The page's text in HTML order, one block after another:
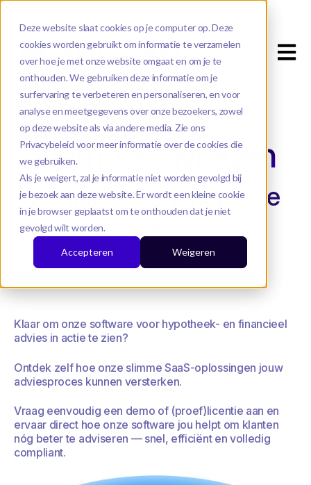
Deze website slaat cookies op je computer op. Deze
cookies worden gebruikt om informatie te verzamelen
over hoe je met onze website omgaat en om je te
onthouden. We gebruiken deze informatie om je
surfervaring te verbeteren en personaliseren, en voor
analyse en meetgegevens over onze bezoekers, zowel
op deze website als via andere media. Zie ons
Privacybeleid voor meer informatie over de cookies die
we gebruiken.
Als je weigert, zal je informatie niet worden gevolgd bij
je bezoek aan deze website. Er wordt een kleine cookie
in je browser geplaatst om te onthouden dat je niet
gevolgd wilt worden.
Accepteren Weigeren
Open
Demo aanvragen
Kennismaken met onze
Saas
Klaar om onze software voor hypotheek- en financieel
advies in actie te zien?
Ontdek zelf hoe onze slimme SaaS-oplossingen jouw
adviesproces kunnen versterken.
Vraag eenvoudig een demo of (proef)licentie aan en
ervaar direct hoe onze software jou helpt om klanten
nóg beter te adviseren — snel, efficiënt en volledig
compliant.